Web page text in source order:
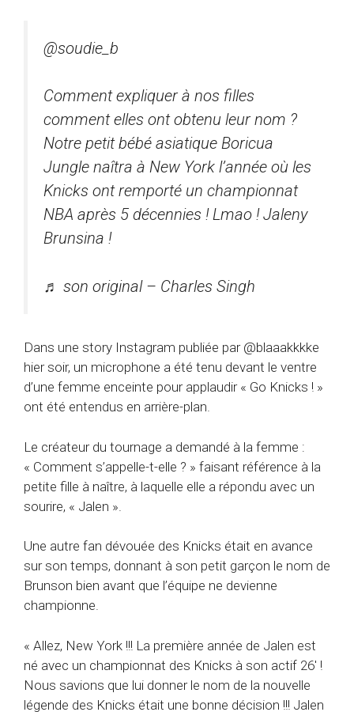
@soudie_b
Comment expliquer à nos filles
comment elles ont obtenu leur nom ?
Notre petit bébé asiatique Boricua
Jungle naîtra à New York l’année où les
Knicks ont remporté un championnat
NBA après 5 décennies ! Lmao ! Jaleny
Brunsina !
♬ son original – Charles Singh
Dans une story Instagram publiée par @blaaakkkke
hier soir, un microphone a été tenu devant le ventre
d’une femme enceinte pour applaudir « Go Knicks ! »
ont été entendus en arrière-plan.
Le créateur du tournage a demandé à la femme :
« Comment s’appelle-t-elle ? » faisant référence à la
petite fille à naître, à laquelle elle a répondu avec un
sourire, « Jalen ».
Une autre fan dévouée des Knicks était en avance
sur son temps, donnant à son petit garçon le nom de
Brunson bien avant que l’équipe ne devienne
championne.
« Allez, New York !!! La première année de Jalen est
né avec un championnat des Knicks à son actif 26′ !
Nous savions que lui donner le nom de la nouvelle
légende des Knicks était une bonne décision !!! Jalen